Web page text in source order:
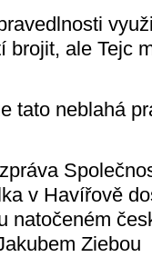
brojit, ale Tejc
tato neblahá
v Havířově
natočeném
Ziebou